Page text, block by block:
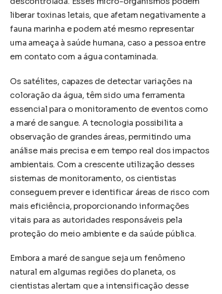
liberar toxinas letais, que afetam negativamente a
fauna marinha e podem até mesmo representar
uma ameaça à saúde humana, caso a pessoa entre
em contato com a água contaminada.
Os satélites, capazes de detectar variações na
coloração da água, têm sido uma ferramenta
essencial para o monitoramento de eventos como
a maré de sangue. A tecnologia possibilita a
observação de grandes áreas, permitindo uma
análise mais precisa e em tempo real dos impactos
ambientais. Com a crescente utilização desses
sistemas de monitoramento, os cientistas
conseguem prever e identificar áreas de risco com
mais eficiência, proporcionando informações
vitais para as autoridades responsáveis pela
proteção do meio ambiente e da saúde pública.
Embora a maré de sangue seja um fenômeno
natural em algumas regiões do planeta, os
cientistas alertam que a intensificação desse